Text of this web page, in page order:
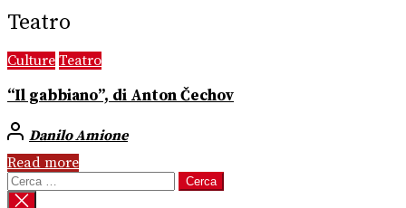
Teatro
Culture Teatro
“Il gabbiano”, di Anton Čechov
Danilo Amione
Read more
Ricerca
per: